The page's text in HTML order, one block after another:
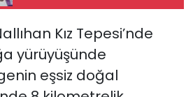
DÜZENLENDİ
Kız Tepesi’nde
yürüyüşünde
eşsiz doğal